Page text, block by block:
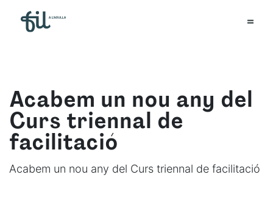
Acabem un nou any del
Curs triennal de
facilitació
Acabem un nou any del Curs triennal de facilitació